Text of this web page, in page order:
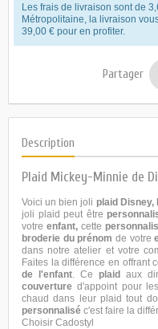
Les frais de livraison sont de
Métropolitaine, la livraison
39,00 € pour en profiter.
Partager
Description
Plaid Mickey-Minnie de
Voici un bien joli plaid Disney,
joli plaid peut être
votre enfant, cette
broderie du prénom de votre
dans notre atelier et votre
Faites la différence en offrant
de l'enfant . Ce plaid aux
couverture d'appoint pour
chaud dans leur plaid tout
personnalisé c'est faire la
Choisir Cadostyl